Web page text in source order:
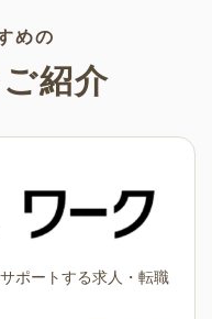
でご活用ください！
めの
紹介
ポートする求人・転職